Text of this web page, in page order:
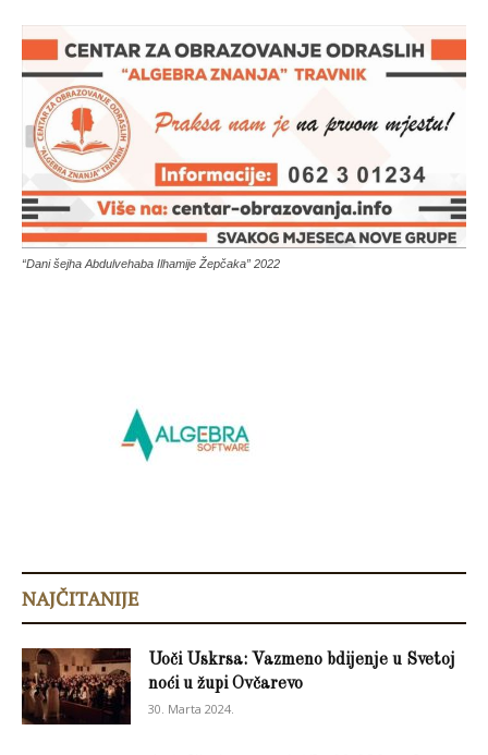
“Dani šejha Abdulvehaba Ilhamije Žepčaka” 2022
NAJČITANIJE
Uoči Uskrsa: Vazmeno bdijenje u Svetoj
noći u župi Ovčarevo
30. Marta 2024.